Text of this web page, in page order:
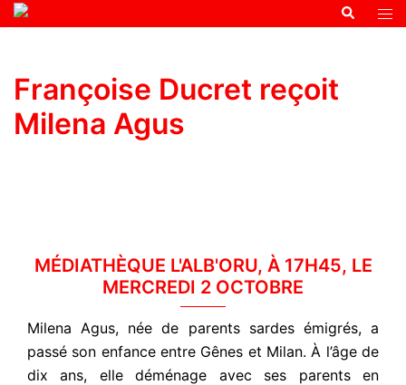
Françoise Ducret reçoit
Milena Agus
MÉDIATHÈQUE L'ALB'ORU, À 17H45, LE
MERCREDI 2 OCTOBRE
Milena Agus, née de parents sardes émigrés, a
passé son enfance entre Gênes et Milan. À l’âge de
dix ans, elle déménage avec ses parents en